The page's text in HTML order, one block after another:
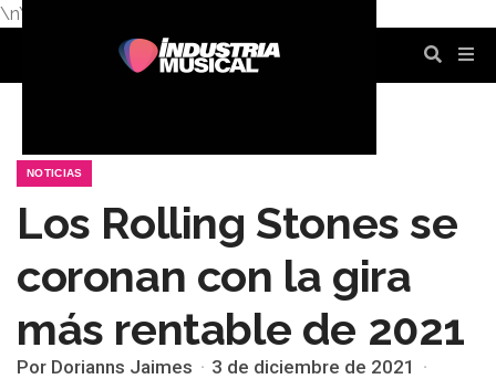
\n\n
NOTICIAS
Los Rolling Stones se
coronan con la gira
más rentable de 2021
Por Dorianns Jaimes 3 de diciembre de 2021